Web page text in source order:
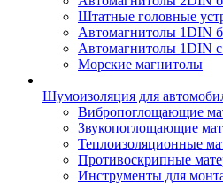
Штатные головные
Автомагнитолы 1DIN
Автомагнитолы 1DIN
Морские магнитолы
Шумоизоляция для
Вибропоглощающие
Звукопоглощающие
Теплоизоляционные
Противоскрипные
Инструменты для